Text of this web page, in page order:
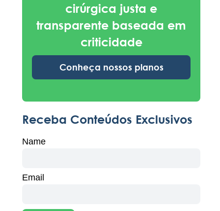
cirúrgica justa e
transparente baseada em
criticidade
Conheça nossos planos
Receba Conteúdos Exclusivos
Name
Email